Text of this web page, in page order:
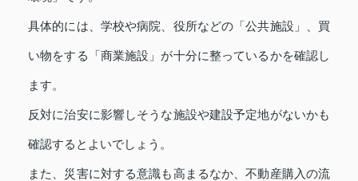
具体的には、学校や病院、役所などの「公共施設」、買
い物をする「商業施設」が十分に整っているかを確認し
ます。
反対に治安に影響しそうな施設や建設予定地がないかも
確認するとよいでしょう。
また、災害に対する意識も高まるなか、不動産購入の流